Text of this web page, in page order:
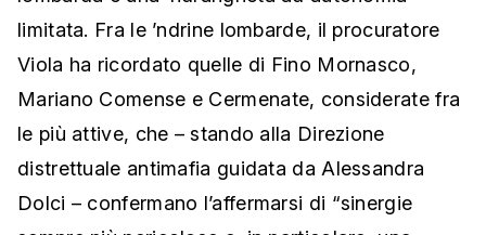
limitata. Fra le ’ndrine lombarde, il procuratore
Viola ha ricordato quelle di Fino Mornasco,
Mariano Comense e Cermenate, considerate fra
le più attive, che – stando alla Direzione
distrettuale antimafia guidata da Alessandra
Dolci – confermano l’affermarsi di “sinergie